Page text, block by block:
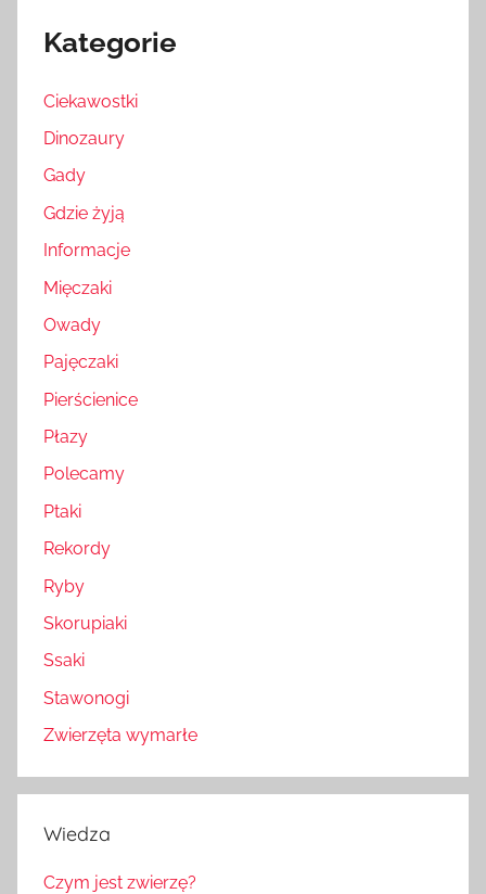
Kategorie
Ciekawostki
Dinozaury
Gady
Gdzie żyją
Informacje
Mięczaki
Owady
Pajęczaki
Pierścienice
Płazy
Polecamy
Ptaki
Rekordy
Ryby
Skorupiaki
Ssaki
Stawonogi
Zwierzęta wymarłe
Wiedza
Czym jest zwierzę?